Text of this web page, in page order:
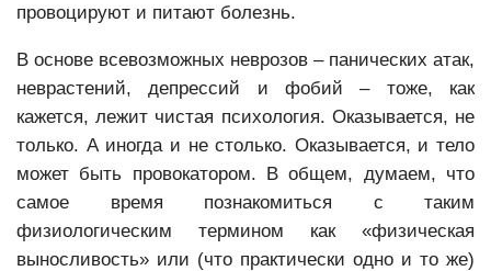
провоцируют и питают болезнь.
В основе всевозможных неврозов – панических атак,
неврастений, депрессий и фобий – тоже, как
кажется, лежит чистая психология. Оказывается, не
только. А иногда и не столько. Оказывается, и тело
может быть провокатором. В общем, думаем, что
самое время познакомиться с таким
физиологическим термином как «физическая
выносливость» или (что практически одно и то же)